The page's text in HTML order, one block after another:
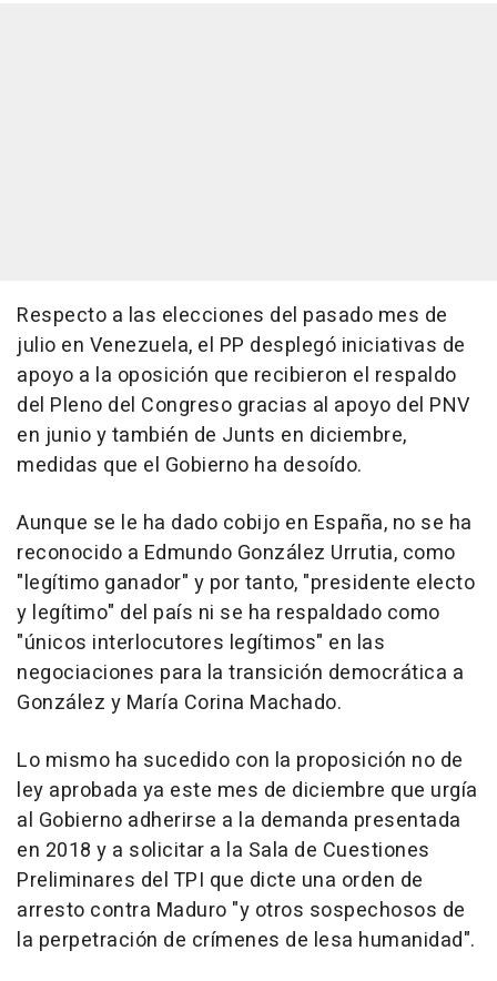
Respecto a las elecciones del pasado mes de
julio en Venezuela, el PP desplegó iniciativas de
apoyo a la oposición que recibieron el respaldo
del Pleno del Congreso gracias al apoyo del PNV
en junio y también de Junts en diciembre,
medidas que el Gobierno ha desoído.
Aunque se le ha dado cobijo en España, no se ha
reconocido a Edmundo González Urrutia, como
"legítimo ganador" y por tanto, "presidente electo
y legítimo" del país ni se ha respaldado como
"únicos interlocutores legítimos" en las
negociaciones para la transición democrática a
González y María Corina Machado.
Lo mismo ha sucedido con la proposición no de
ley aprobada ya este mes de diciembre que urgía
al Gobierno adherirse a la demanda presentada
en 2018 y a solicitar a la Sala de Cuestiones
Preliminares del TPI que dicte una orden de
arresto contra Maduro "y otros sospechosos de
la perpetración de crímenes de lesa humanidad".